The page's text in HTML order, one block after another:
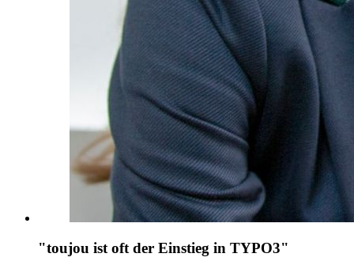
"toujou ist oft der Einstieg in TYPO3"